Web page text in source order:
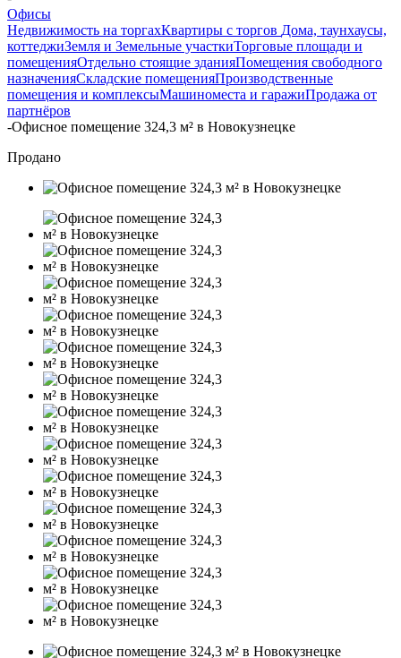
Офисы
Недвижимость на торгахКвартиры с торгов Дома, таунхаусы,
коттеджиЗемля и Земельные участкиТорговые площади и
помещенияОтдельно стоящие зданияПомещения свободного
назначенияСкладские помещенияПроизводственные
помещения и комплексыМашиноместа и гаражиПродажа от
партнёров
-Офисное помещение 324,3 м² в Новокузнецке
Продано